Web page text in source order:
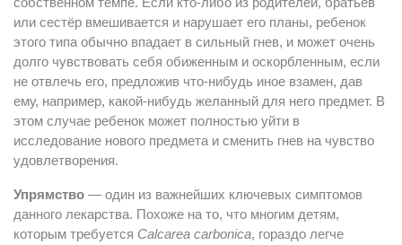
или сестёр вмешивается и нарушает его планы, ребенок
этого типа обычно впадает в сильный гнев, и может очень
долго чувствовать себя обиженным и оскорбленным, если
не отвлечь его, предложив что-нибудь иное взамен, дав
ему, например, какой-нибудь желанный для него предмет. В
этом случае ребенок может полностью уйти в
исследование нового предмета и сменить гнев на чувство
удовлетворения.
Упрямство — один из важнейших ключевых симптомов
данного лекарства. Похоже на то, что многим детям,
которым требуется Calcarea carbonica, гораздо легче